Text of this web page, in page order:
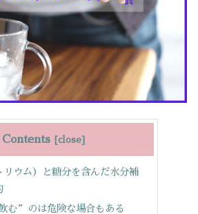
Contents
リウム）と糖分を含んだ水分補
む”のは危険な場合もある